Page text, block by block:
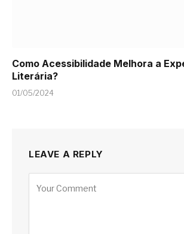
Como Acessibilidade Melhora a
Literária?
01/05/2024
LEAVE A REPLY